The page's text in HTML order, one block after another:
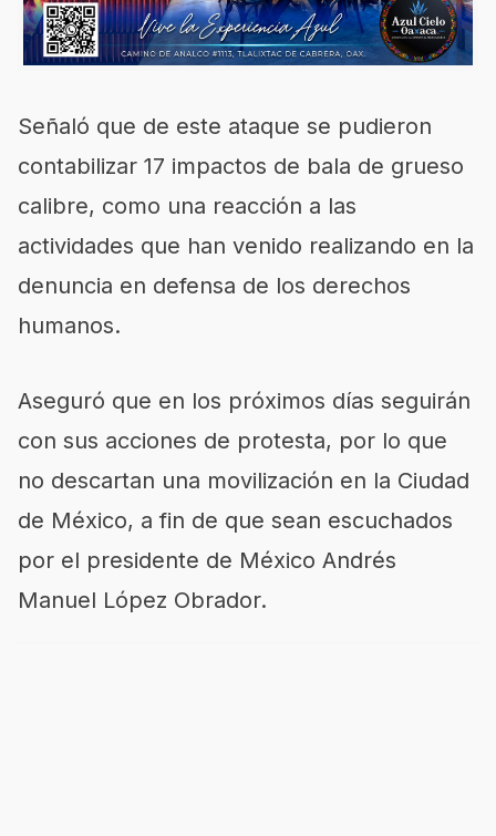
Señaló que de este ataque se pudieron
contabilizar 17 impactos de bala de grueso
calibre, como una reacción a las
actividades que han venido realizando en la
denuncia en defensa de los derechos
humanos.
Aseguró que en los próximos días seguirán
con sus acciones de protesta, por lo que
no descartan una movilización en la Ciudad
de México, a fin de que sean escuchados
por el presidente de México Andrés
Manuel López Obrador.